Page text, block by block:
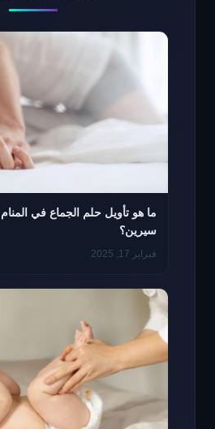
ما هو تأويل حلم الجماع في
سيرين؟
فبراير 17, 2025